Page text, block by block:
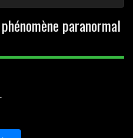
paranormal